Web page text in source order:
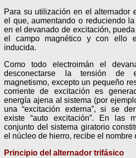
Para su utilización en el alternador
el que, aumentando o reduciendo
en el devanado de excitación,
el campo magnético y con ello
inducida.
Como todo electroimán el
desconectarse la tensión de
magnetismo, excepto un pequeño
corriente de excitación es
energía ajena al sistema (por
una “excitación externa”, si se
existe “auto excitación”. En las
conjunto del sistema giratorio
el núcleo de hierro, recibe el nombre
Principio del alternador trifásico